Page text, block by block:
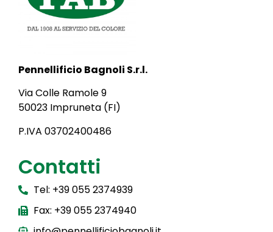
Pennellificio Bagnoli S.r.l.
Via Colle Ramole 9
50023 Impruneta (FI)
P.IVA 03702400486
Contatti
Tel: +39 055 2374939
Fax: +39 055 2374940